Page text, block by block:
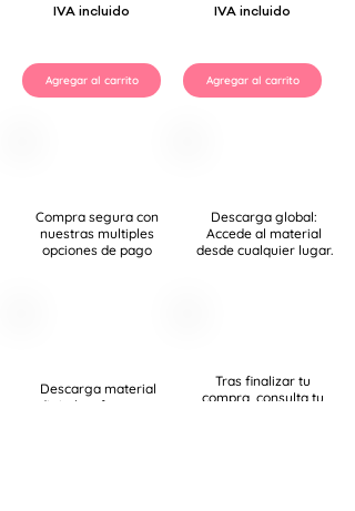
IVA incluido
Agregar al carrito
IVA incluido
Agregar al carrito
Compra segura con
nuestras multiples
opciones de pago
Descarga global:
Accede al material
desde cualquier lugar.
Tras finalizar tu
compra, consulta tu
Descarga material
digital en formatos